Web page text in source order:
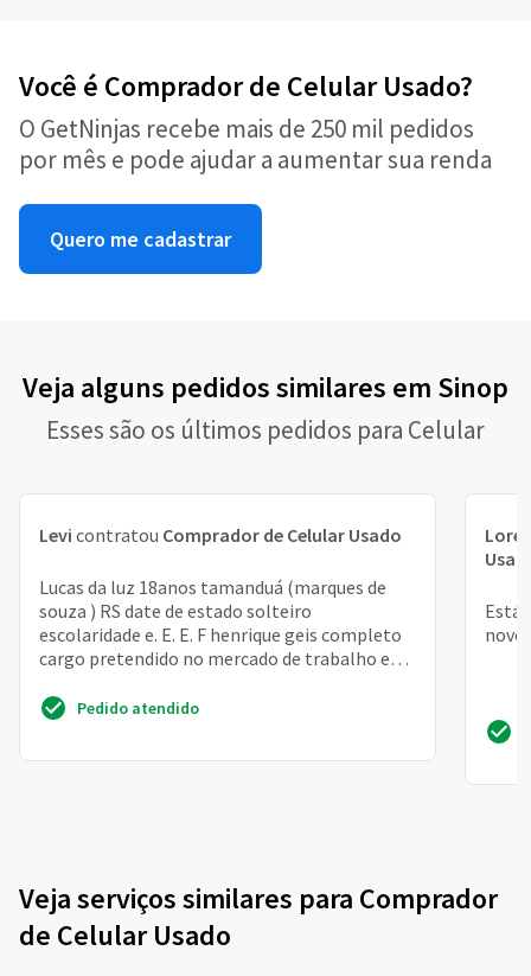
Você é Comprador de Celular Usado?
O GetNinjas recebe mais de 250 mil pedidos
por mês e pode ajudar a aumentar sua renda
Quero me cadastrar
Veja alguns pedidos similares em Sinop
Esses são os últimos pedidos para Celular
Levi contratou Comprador de Celular Usado
Lucas da luz 18anos tamanduá (marques de
souza ) RS date de estado solteiro
escolaridade e. E. E. F henrique geis completo
cargo pretendido no mercado de trabalho e
Pedido atendido
Está
novo
Veja serviços similares para Comprador
de Celular Usado